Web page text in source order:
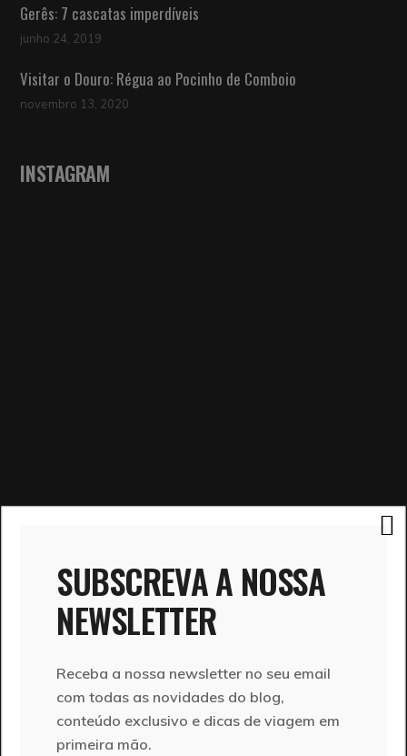
Gerês: 7 cascatas imperdíveis
junho 24, 2019
Visitar o Douro: Régua ao Pocinho de Comboio
novembro 13, 2020
INSTAGRAM
SUBSCREVA A NOSSA
NEWSLETTER
Receba a nossa newsletter no seu email
com todas as novidades do blog,
conteúdo exclusivo e dicas de viagem em
primeira mão.